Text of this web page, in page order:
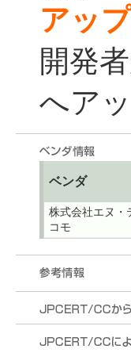
アッ
開発
へア
ベンダ
株式会社エヌ・
コモ